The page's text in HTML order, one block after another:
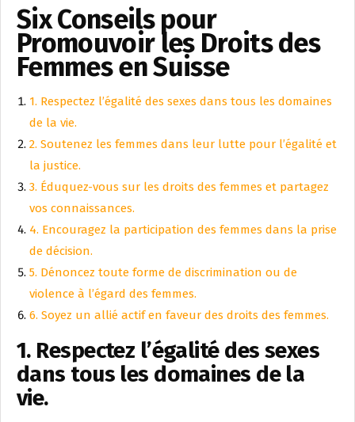
Six Conseils pour
Promouvoir les Droits des
Femmes en Suisse
1. Respectez l’égalité des sexes dans tous les domaines
de la vie.
2. Soutenez les femmes dans leur lutte pour l’égalité et
la justice.
3. Éduquez-vous sur les droits des femmes et partagez
vos connaissances.
4. Encouragez la participation des femmes dans la prise
de décision.
5. Dénoncez toute forme de discrimination ou de
violence à l’égard des femmes.
6. Soyez un allié actif en faveur des droits des femmes.
1. Respectez l’égalité des sexes
dans tous les domaines de la
vie.